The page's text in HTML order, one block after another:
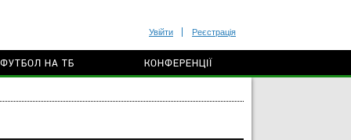
Увійти Реєстрація
ФУТБОЛ НА ТБ КОНФЕРЕНЦІЇ